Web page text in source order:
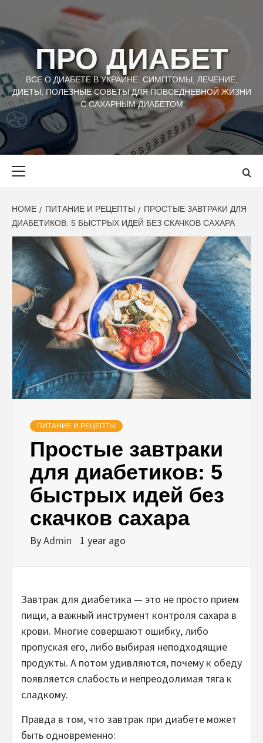
content
ПРО ДИАБЕТ
ВСЕ О ДИАБЕТЕ В УКРАИНЕ. СИМПТОМЫ, ЛЕЧЕНИЕ,
ДИЕТЫ, ПОЛЕЗНЫЕ СОВЕТЫ ДЛЯ ПОВСЕДНЕВНОЙ ЖИЗНИ
С САХАРНЫМ ДИАБЕТОМ
HOME ПИТАНИЕ И РЕЦЕПТЫ
ПРОСТЫЕ ЗАВТРАКИ ДЛЯ
ДИАБЕТИКОВ: 5 БЫСТРЫХ ИДЕЙ БЕЗ СКАЧКОВ САХАРА
ПИТАНИЕ И РЕЦЕПТЫ
Простые завтраки
для диабетиков: 5
быстрых идей без
скачков сахара
ByAdmin 1 year ago
Завтрак для диабетика — это не просто прием
пищи, а важный инструмент контроля сахара в
крови. Многие совершают ошибку, либо
пропуская его, либо выбирая неподходящие
продукты. А потом удивляются, почему к обеду
появляется слабость и непреодолимая тяга к
сладкому.
Правда в том, что завтрак при диабете может
быть одновременно: